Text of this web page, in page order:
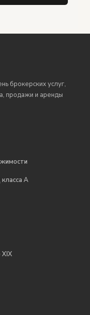
брокерских услуг,
продажи и аренды
А